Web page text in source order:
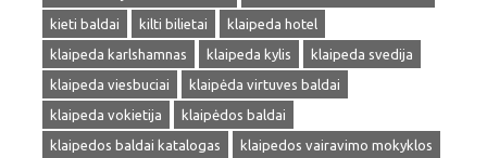
kieti baldai
kilti bilietai
klaipeda hotel
klaipeda karlshamnas
klaipeda kylis
klaipeda svedija
klaipeda viesbuciai
klaipėda virtuves baldai
klaipeda vokietija
klaipėdos baldai
klaipedos baldai katalogas
klaipedos vairavimo mokyklos